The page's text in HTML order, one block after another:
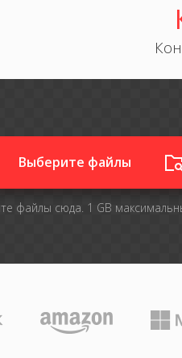
Выберите файлы
файлы сюда. 1 GB